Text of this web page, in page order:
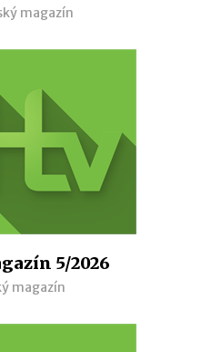
magazín
5/2026
magazín